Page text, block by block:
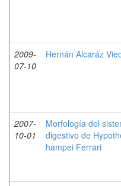
2009-
07-10
Hernán Alcaráz
2007-
10-01
Morfología del
digestivo de
hampei Ferrari